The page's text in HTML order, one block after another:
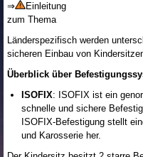
⇒
Einleitung
zum Thema
Länderspezifisch werden
sicheren Einbau von
Überblick über
ISOFIX: ISOFIX ist ein
schnelle und sichere
ISOFIX-Befestigung stellt
und Karosserie her.